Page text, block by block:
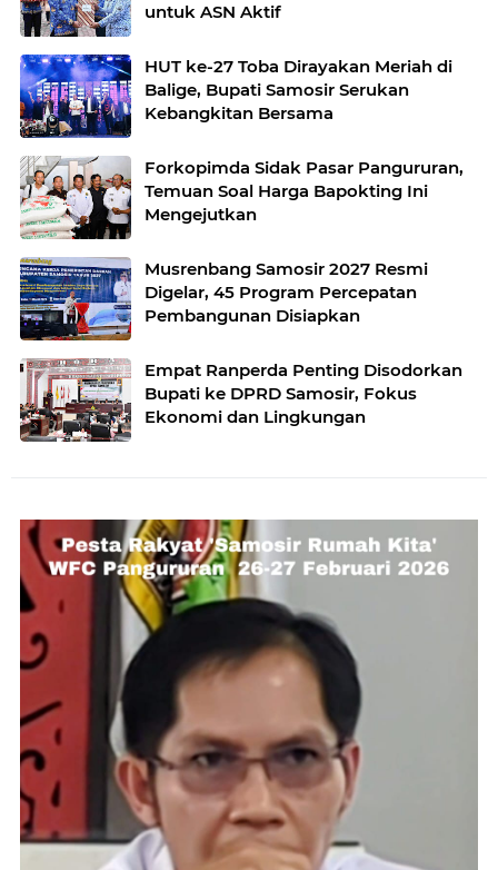
untuk ASN Aktif
HUT ke-27 Toba Dirayakan Meriah di
Balige, Bupati Samosir Serukan
Kebangkitan Bersama
Forkopimda Sidak Pasar Pangururan,
Temuan Soal Harga Bapokting Ini
Mengejutkan
Musrenbang Samosir 2027 Resmi
Digelar, 45 Program Percepatan
Pembangunan Disiapkan
Empat Ranperda Penting Disodorkan
Bupati ke DPRD Samosir, Fokus
Ekonomi dan Lingkungan